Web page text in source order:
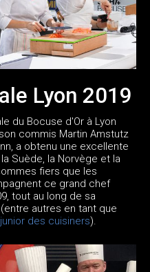
Lyon 2019
du Bocuse d'Or à Lyon
commis Martin Amstutz
a obtenu une excellente
Suède, la Norvège et la
fiers que les
ce grand chef
tout au long de sa
autres en tant que
des cuisiners).